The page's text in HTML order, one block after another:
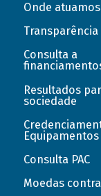
Onde atuamos
Transparência
Consulta a
Resultados
sociedade
Equipamentos
Consulta PAC
Moedas